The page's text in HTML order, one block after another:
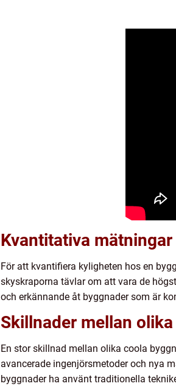
Kvantitativa
För att kvantifiera kyligheten hos en
skyskraporna tävlar om att vara de
och erkännande åt byggnader som är
Skillnader mellan
En stor skillnad mellan olika coola
avancerade ingenjörsmetoder och nya
byggnader ha använt traditionella